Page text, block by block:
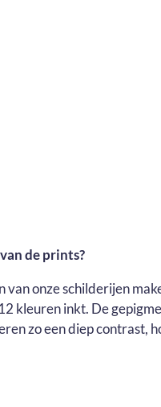
de prints?
van onze schilderijen
kleuren inkt. De
zo een diep contrast,